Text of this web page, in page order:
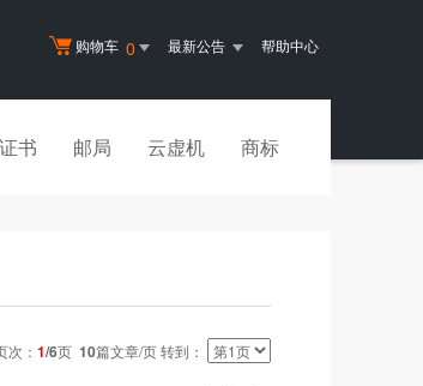
购物车 0 最新公告 帮助中心
书 邮局 云虚机 商标
次： 1/6页 10篇文章/页 转到：